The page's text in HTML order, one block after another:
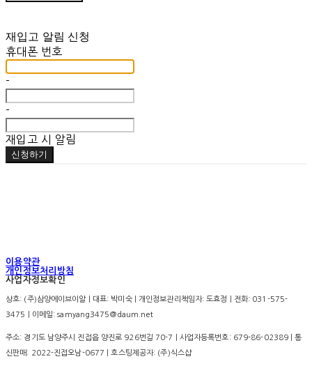
재입고 알림 신청
휴대폰 번호
-
-
재입고 시 알림
신청하기
이용약관
개인정보처리방침
사업자정보확인
상호: (주)삼양에이브이알 | 대표: 박미숙 | 개인정보관리책임자: 도효정 | 전화: 031-575-
3475 | 이메일: samyang3475@daum.net
주소: 경기도 남양주시 진접읍 양진로 926번길 70-7 | 사업자등록번호: 679-86-02389 | 통
신판매: 2022-진접오남-0677 | 호스팅제공자: (주)식스샵